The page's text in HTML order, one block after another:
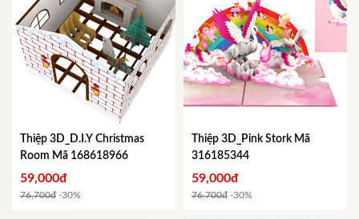
Thiệp 3D_D.I.Y Christmas
Room Mã 168618966
59,000đ
76,700đ -30%
Thiệp 3D_Pink Stork Mã
316185344
59,000đ
76,700đ -30%